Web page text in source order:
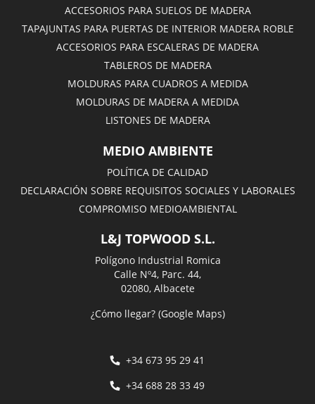
ACCESORIOS PARA SUELOS DE MADERA
TAPAJUNTAS PARA PUERTAS DE INTERIOR MADERA ROBLE
ACCESORIOS PARA ESCALERAS DE MADERA
TABLEROS DE MADERA
MOLDURAS PARA CUADROS A MEDIDA
MOLDURAS DE MADERA A MEDIDA
LISTONES DE MADERA
MEDIO AMBIENTE
POLÍTICA DE CALIDAD
DECLARACIÓN SOBRE REQUISITOS SOCIALES Y LABORALES
COMPROMISO MEDIOAMBIENTAL
L&J TOPWOOD S.L.
Polígono Industrial Romica
Calle Nº4, Parc. 44,
02080, Albacete
¿Cómo llegar? (Google Maps)
+34 673 95 29 41
+34 688 28 33 49